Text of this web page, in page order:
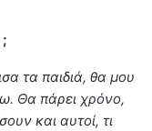
τα παιδιά, θα μου
Θα πάρει χρόνο,
και αυτοί, τι